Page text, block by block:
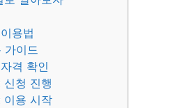
용법
가이드
격 확인
신청 진행
이용 시작